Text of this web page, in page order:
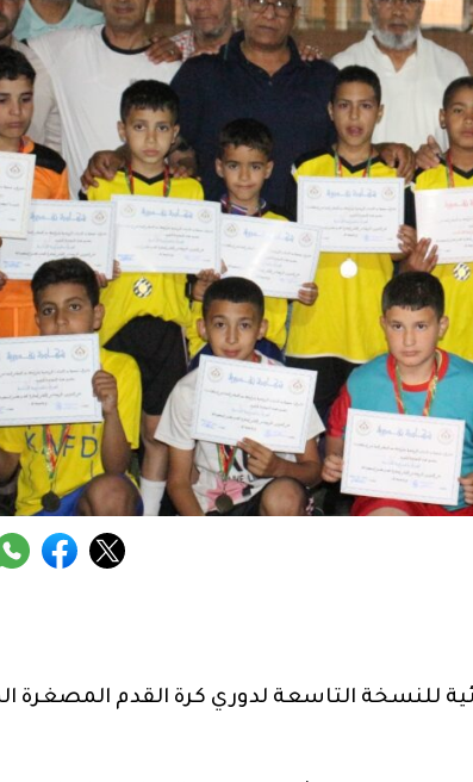
للنسخة التاسعة لدوري كرة القدم المصغرة